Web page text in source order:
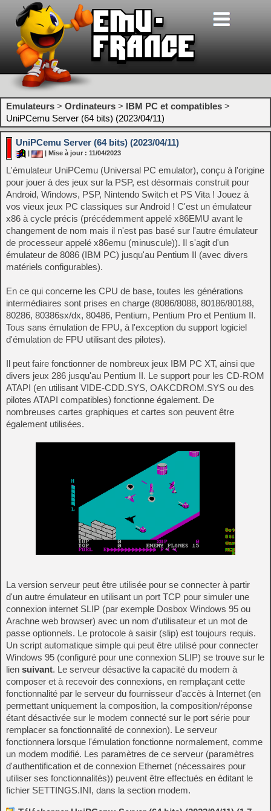
Emulateurs > Ordinateurs > IBM PC et compatibles >
UniPCemu Server (64 bits) (2023/04/11)
UniPCemu Server (64 bits) (2023/04/11)
| Mise à jour : 11/04/2023
L'émulateur UniPCemu (Universal PC emulator), conçu à l'origine
pour jouer à des jeux sur la PSP, est désormais construit pour
Android, Windows, PSP, Nintendo Switch et PS Vita ! Jouez à
vos vieux jeux PC classiques sur Android ! C'est un émulateur
x86 à cycle précis (précédemment appelé x86EMU avant le
changement de nom mais il n'est pas basé sur l'autre émulateur
de processeur appelé x86emu (minuscule)). Il s'agit d'un
émulateur de 8086 (IBM PC) jusqu'au Pentium II (avec divers
matériels configurables).
En ce qui concerne les CPU de base, toutes les générations
intermédiaires sont prises en charge (8086/8088, 80186/80188,
80286, 80386sx/dx, 80486, Pentium, Pentium Pro et Pentium II.
Tous sans émulation de FPU, à l'exception du support logiciel
d'émulation de FPU utilisant des pilotes).
Il peut faire fonctionner de nombreux jeux IBM PC XT, ainsi que
divers jeux 286 jusqu'au Pentium II. Le support pour les CD-ROM
ATAPI (en utilisant VIDE-CDD.SYS, OAKCDROM.SYS ou des
pilotes ATAPI compatibles) fonctionne également. De
nombreuses cartes graphiques et cartes son peuvent être
également utilisées.
La version serveur peut être utilisée pour se connecter à partir
d'un autre émulateur en utilisant un port TCP pour simuler une
connexion internet SLIP (par exemple Dosbox Windows 95 ou
Arachne web browser) avec un nom d'utilisateur et un mot de
passe optionnels. Le protocole à saisir (slip) est toujours requis.
Un script automatique simple qui peut être utilisé pour connecter
Windows 95 (configuré pour une connexion SLIP) se trouve sur le
lien suivant. Le serveur désactive la capacité du modem à
composer et à recevoir des connexions, en remplaçant cette
fonctionnalité par le serveur du fournisseur d'accès à Internet (en
permettant uniquement la composition, la composition/réponse
étant désactivée sur le modem connecté sur le port série pour
remplacer sa fonctionnalité de connexion). Le serveur
fonctionnera lorsque l'émulation fonctionne normalement, comme
un modem modifié. Les paramètres de ce serveur (paramètres
d'authentification et de connexion Ethernet (nécessaires pour
utiliser ses fonctionnalités)) peuvent être effectués en éditant le
fichier SETTINGS.INI, dans la section modem.